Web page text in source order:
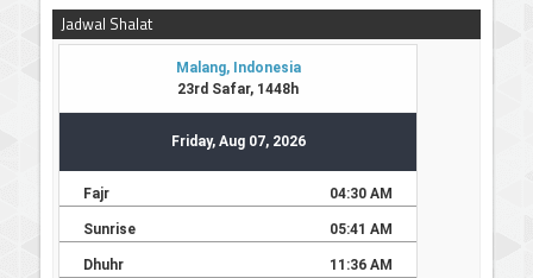
Tutorial setting tambahan waktu subuh 8 menit dengan
apllikasi PRAYER TIMES and QIBLASilahkan KLIK
JADWAL IMSAKIYAH BULAN RAMADHAN 1447 H / 2026 M
-----------------------------Terima kasih
Jadwal Shalat